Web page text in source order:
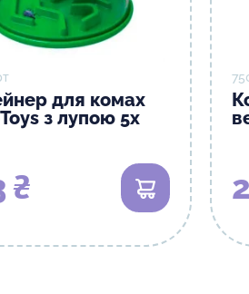
для комах
з лупою 5x
₴ В кошик